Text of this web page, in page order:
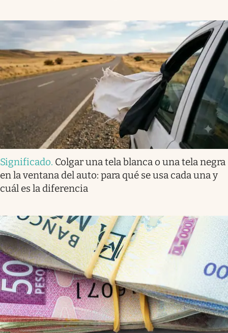
Significado. Colgar una tela blanca o una tela negra
en la ventana del auto: para qué se usa cada una y
cuál es la diferencia